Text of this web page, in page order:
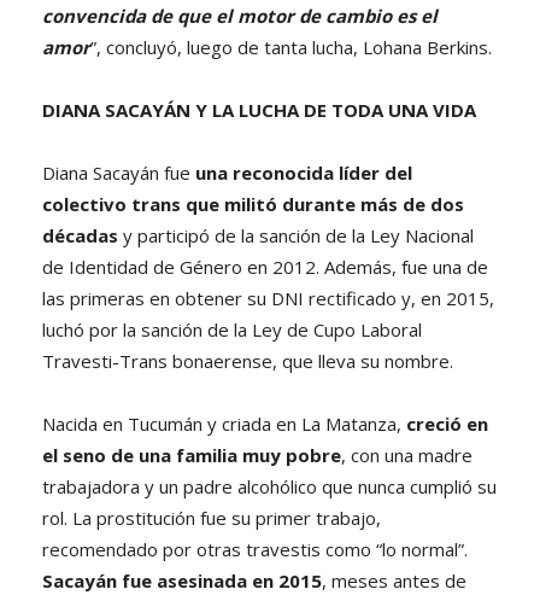
convencida de que el motor de cambio es el
amor”, concluyó, luego de tanta lucha, Lohana Berkins.
DIANA SACAYÁN Y LA LUCHA DE TODA UNA VIDA
Diana Sacayán fue una reconocida líder del
colectivo trans que militó durante más de dos
décadas y participó de la sanción de la Ley Nacional
de Identidad de Género en 2012. Además, fue una de
las primeras en obtener su DNI rectificado y, en 2015,
luchó por la sanción de la Ley de Cupo Laboral
Travesti-Trans bonaerense, que lleva su nombre.
Nacida en Tucumán y criada en La Matanza, creció en
el seno de una familia muy pobre, con una madre
trabajadora y un padre alcohólico que nunca cumplió su
rol. La prostitución fue su primer trabajo,
recomendado por otras travestis como “lo normal”.
Sacayán fue asesinada en 2015, meses antes de